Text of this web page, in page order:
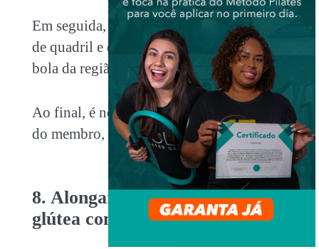
Em seguida, peça que ele realize a flexão
de quadril e de joelho, aproximando a
bola da região glútea.
Ao final, é necessário realizar a extensão
do membro, retornando à posição inicial.
8. Alongamento de região
glútea com elástico